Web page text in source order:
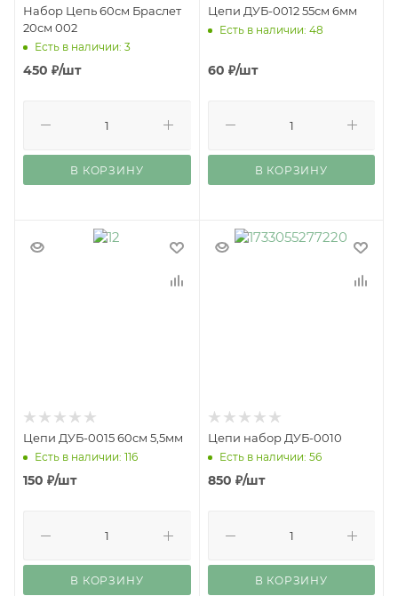
Набор Цепь 60см Браслет
20см 002
Есть в наличии: 3
450 ₽/шт
В КОРЗИНУ
Цепи ДУБ-0012 55см 6мм
Есть в наличии: 48
60 ₽/шт
В КОРЗИНУ
Цепи ДУБ-0015 60см 5,5мм
Есть в наличии: 116
150 ₽/шт
В КОРЗИНУ
Цепи набор ДУБ-0010
Есть в наличии: 56
850 ₽/шт
В КОРЗИНУ